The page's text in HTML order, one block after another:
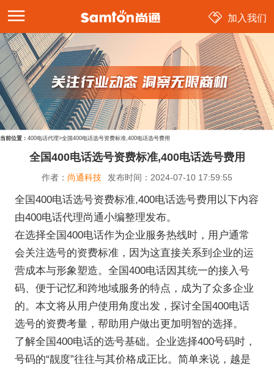
加入我们
当前位置： 400电话代理>全国400电话选号资费标准,400电话选号费用
全国400电话选号资费标准,400电话选号费用
作者： 尚通科技 发布时间： 2024-07-10 17:59:55
全国400电话选号资费标准,400电话选号费用以下内容
由400电话代理尚通小编整理发布。
在选择全国400电话作为企业服务热线时，用户通常
会关注选号的资费标准，因为这直接关系到企业的运
营成本与形象塑造。全国400电话因其统一的接入号
码、便于记忆和跨地域服务的特点，成为了众多企业
的。本文将从用户使用角度出发，探讨全国400电话
选号的资费考量，帮助用户做出更加明智的选择。
了解全国400电话的选号基础。企业选择400号码时，
号码的“靓度”往往与其价格成正比。简单来说，越是